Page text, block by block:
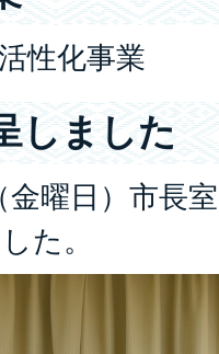
性化事業
しました
曜日）市長
た。